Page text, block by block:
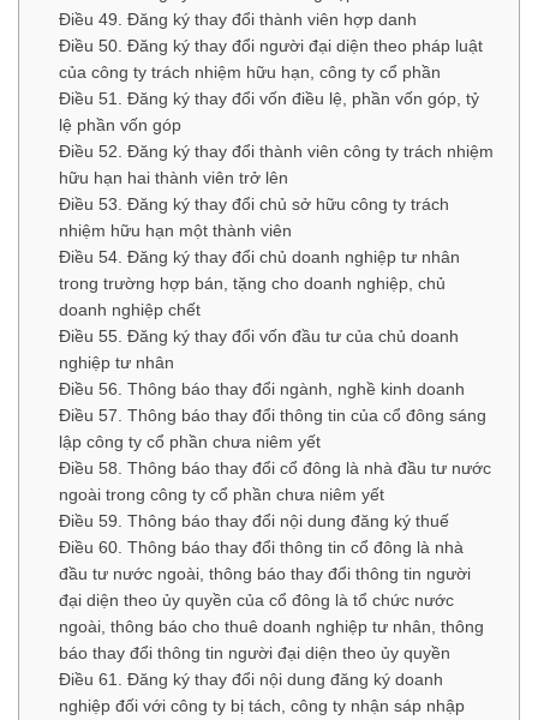
Điều 49. Đăng ký thay đổi thành viên hợp danh
Điều 50. Đăng ký thay đổi người đại diện theo pháp luật
của công ty trách nhiệm hữu hạn, công ty cổ phần
Điều 51. Đăng ký thay đổi vốn điều lệ, phần vốn góp, tỷ
lệ phần vốn góp
Điều 52. Đăng ký thay đổi thành viên công ty trách nhiệm
hữu hạn hai thành viên trở lên
Điều 53. Đăng ký thay đổi chủ sở hữu công ty trách
nhiệm hữu hạn một thành viên
Điều 54. Đăng ký thay đổi chủ doanh nghiệp tư nhân
trong trường hợp bán, tặng cho doanh nghiệp, chủ
doanh nghiệp chết
Điều 55. Đăng ký thay đổi vốn đầu tư của chủ doanh
nghiệp tư nhân
Điều 56. Thông báo thay đổi ngành, nghề kinh doanh
Điều 57. Thông báo thay đổi thông tin của cổ đông sáng
lập công ty cổ phần chưa niêm yết
Điều 58. Thông báo thay đổi cổ đông là nhà đầu tư nước
ngoài trong công ty cổ phần chưa niêm yết
Điều 59. Thông báo thay đổi nội dung đăng ký thuế
Điều 60. Thông báo thay đổi thông tin cổ đông là nhà
đầu tư nước ngoài, thông báo thay đổi thông tin người
đại diện theo ủy quyền của cổ đông là tổ chức nước
ngoài, thông báo cho thuê doanh nghiệp tư nhân, thông
báo thay đổi thông tin người đại diện theo ủy quyền
Điều 61. Đăng ký thay đổi nội dung đăng ký doanh
nghiệp đối với công ty bị tách, công ty nhận sáp nhập